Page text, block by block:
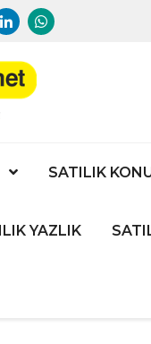
SATILIK
YAZLIK